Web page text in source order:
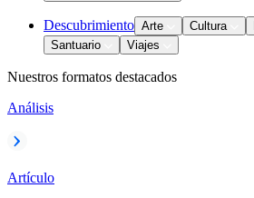
Descubrimiento Arte Cultura
Santuario
Viajes
Nuestros formatos destacados
Análisis
Artículo